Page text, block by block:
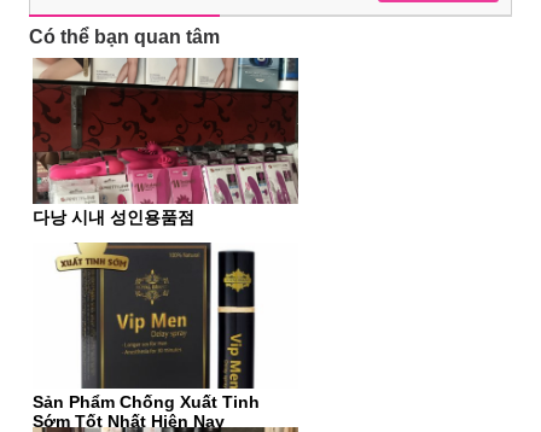
Có thể bạn quan tâm
다낭 시내 성인용품점
Sản Phẩm Chống Xuất Tinh
Sớm Tốt Nhất Hiện Nay